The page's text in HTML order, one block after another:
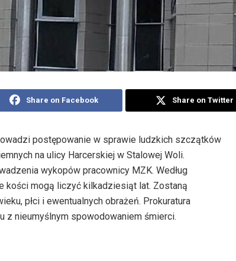
Share on Facebook Share on Twitter
postępowanie w sprawie ludzkich szczątków
na ulicy Harcerskiej w Stalowej Woli.
wykopów pracownicy MZK. Według
kości mogą liczyć kilkadziesiąt lat. Zostaną
płci i ewentualnych obrażeń. Prokuratura
z nieumyślnym spowodowaniem śmierci.